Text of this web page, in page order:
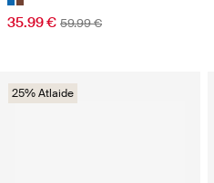
35.99 € 59.99 €
25% Atlaide